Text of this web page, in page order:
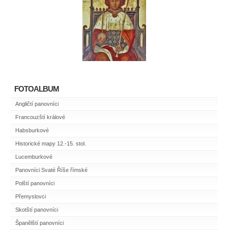
FOTOALBUM
Angličtí panovníci
Francouzští králové
Habsburkové
Historické mapy 12.-15. stol.
Lucemburkové
Panovníci Svaté Říše římské
Polští panovníci
Přemyslovci
Skotští panovníci
Španělští panovníci